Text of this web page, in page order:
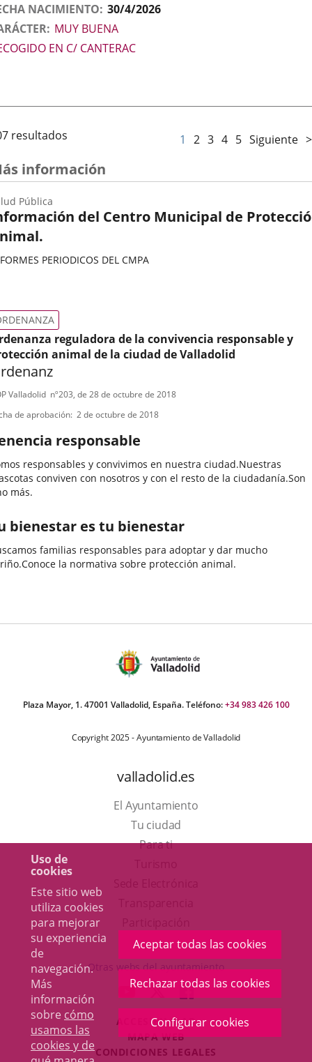
Uso de
cookies
Este sitio web
utiliza cookies
para mejorar
su experiencia
de
navegación.
Más
información
sobre cómo
usamos las
cookies y de
Aceptar todas las cookies
Rechazar todas las cookies
Configurar cookies
NACIMIENTO 30/4/2026
MUY BUENA
EN C/ CANTERAC
resultados 1 2 3 4 5 Siguiente
información
del Centro Municipal de
PERIODICOS DEL CMPA
Pública
reguladora de la convivencia responsable y
animal de la ciudad de Valladolid
Valladolid nº203, de 28 de octubre de 2018
de aprobación 2 de octubre de 2018
responsable
responsables y convivimos en nuestra ciudad.Nuestras
conviven con nosotros y con el resto de la ciudadanía.Son
más.
bienestar es tu bienestar
familias responsables para adoptar y dar mucho
la normativa sobre protección animal.
Plaza Mayor, 1. 47001 Valladolid, España. Teléfono:+34 983 426 100
Copyright 2025 - Ayuntamiento de Valladolid
valladolid.es
El Ayuntamiento
Tu ciudad
Para ti
en
una
ventana
nueva.
aplicación
externa.
Otras webs del ayuntamiento
ENLACE
A
UNA
APLICACIÓN
ENLACE
A
UNA
APLICACIÓN
ENLACE
A
UNA
ACCESIBILIDAD
MAPA WEB
CONDICIONES LEGALES